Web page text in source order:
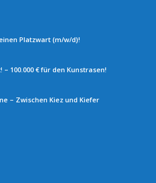
Platzwart (m/w/d)!
100.000 € für den Kunstrasen!
– Zwischen Kiez und Kiefer